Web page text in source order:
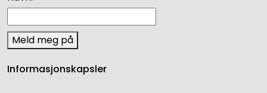
Meld meg på
Informasjonskapsler